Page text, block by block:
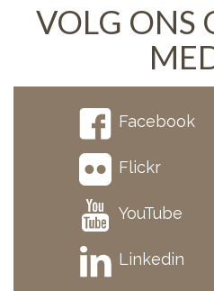
VOLG ONS
Facebook
Flickr
YouTube
Linkedin